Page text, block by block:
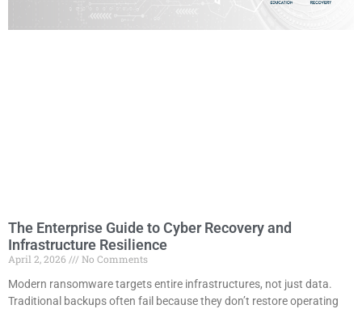
The Enterprise Guide to Cyber Recovery and
Infrastructure Resilience
April 2, 2026
No Comments
Modern ransomware targets entire infrastructures, not just data.
Traditional backups often fail because they don’t restore operating